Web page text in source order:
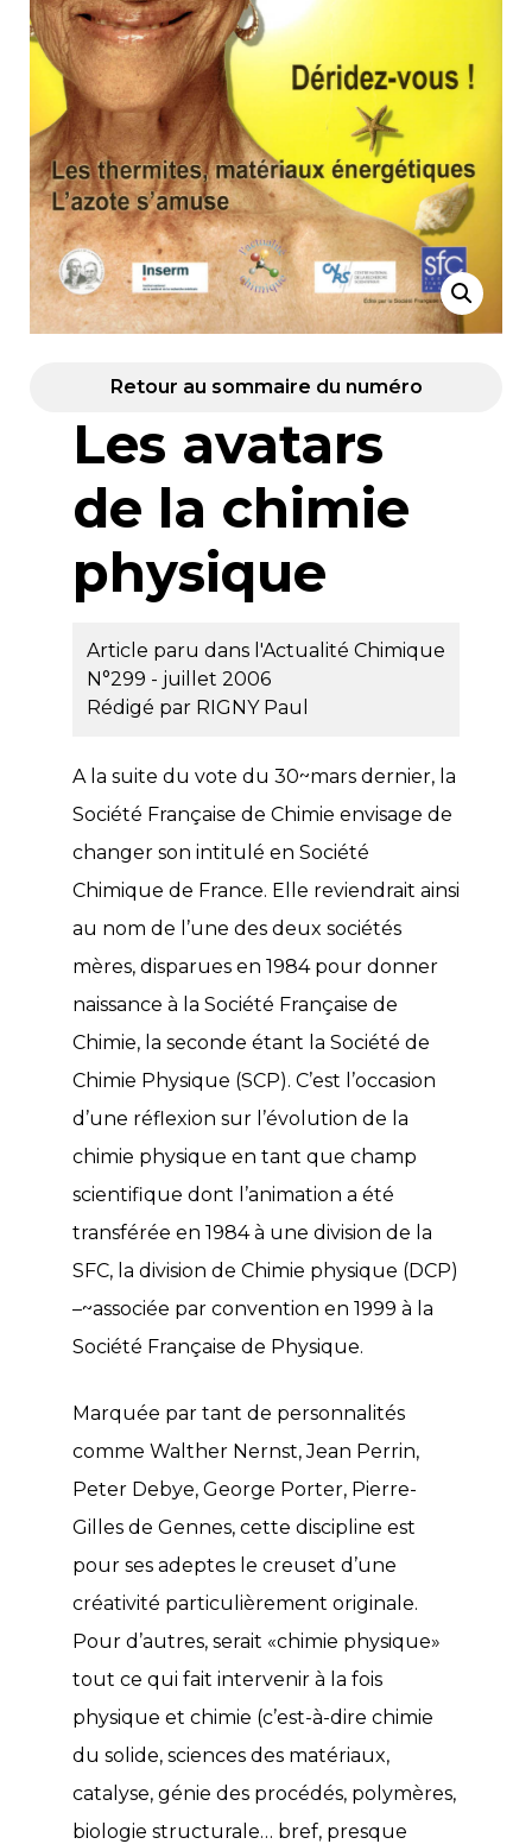
Retour au sommaire du numéro
Les avatars
de la chimie
physique
Article paru dans l'Actualité Chimique
N°299 - juillet 2006
Rédigé par RIGNY Paul
A la suite du vote du 30~mars dernier, la
Société Française de Chimie envisage de
changer son intitulé en Société
Chimique de France. Elle reviendrait ainsi
au nom de l’une des deux sociétés
mères, disparues en 1984 pour donner
naissance à la Société Française de
Chimie, la seconde étant la Société de
Chimie Physique (SCP). C’est l’occasion
d’une réflexion sur l’évolution de la
chimie physique en tant que champ
scientifique dont l’animation a été
transférée en 1984 à une division de la
SFC, la division de Chimie physique (DCP)
–~associée par convention en 1999 à la
Société Française de Physique.
Marquée par tant de personnalités
comme Walther Nernst, Jean Perrin,
Peter Debye, George Porter, Pierre-
Gilles de Gennes, cette discipline est
pour ses adeptes le creuset d’une
créativité particulièrement originale.
Pour d’autres, serait «chimie physique»
tout ce qui fait intervenir à la fois
physique et chimie (c’est-à-dire chimie
du solide, sciences des matériaux,
catalyse, génie des procédés, polymères,
biologie structurale… bref, presque